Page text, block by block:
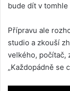
bude dít v tomhle
Přípravu ale
studio a zkouší
velkého, počítač,
„Každopádně se